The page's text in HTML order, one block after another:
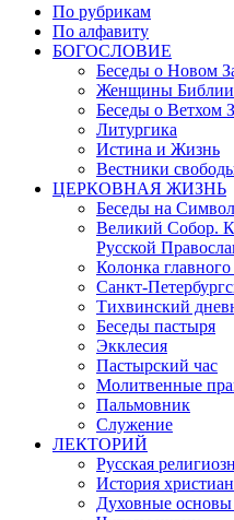
По рубрикам
По алфавиту
БОГОСЛОВИЕ
Беседы о Новом
Женщины Библии
Беседы о Ветхом
Литургика
Истина и Жизнь
Вестники
ЦЕРКОВНАЯ ЖИЗНЬ
Беседы на
Великий Собор.
Русской
Колонка главного
Санкт-
Тихвинский
Беседы пастыря
Экклесия
Пастырский час
Молитвенные
Пальмовник
Служение
ЛЕКТОРИЙ
Русская
История
Духовные основы